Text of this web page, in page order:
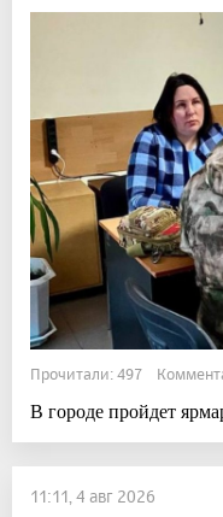
Прочитали: 497
В городе пройдет
11:11, 4 авг 2026